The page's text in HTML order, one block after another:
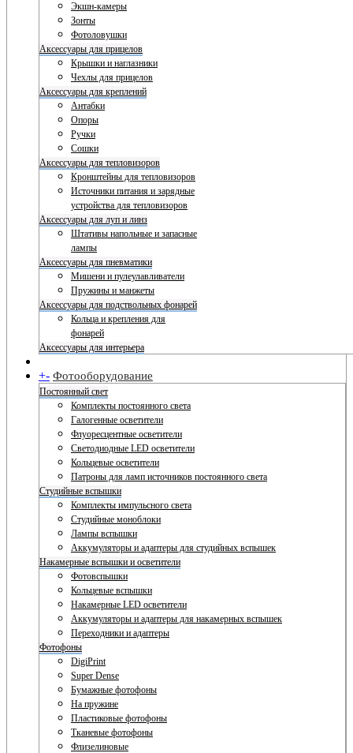
Экшн-камеры
Зонты
Фотоловушки
Аксессуары для прицелов
Крышки и наглазники
Чехлы для прицелов
Аксессуары для креплений
Антабки
Опоры
Ручки
Сошки
Аксессуары для тепловизоров
Кронштейны для тепловизоров
Источники питания и зарядные
устройства для тепловизоров
Аксессуары для луп и линз
Штативы напольные и запасные
лампы
Аксессуары для пневматики
Мишени и пулеулавливатели
Пружины и манжеты
Аксессуары для подствольных фонарей
Кольца и крепления для
фонарей
Аксессуары для интерьера
+- Фотооборудование
Постоянный свет
Комплекты постоянного света
Галогенные осветители
Флуоресцентные осветители
Светодиодные LED осветители
Кольцевые осветители
Патроны для ламп источников постоянного света
Студийные вспышки
Комплекты импульсного света
Студийные моноблоки
Лампы вспышки
Аккумуляторы и адаптеры для студийных вспышек
Накамерные вспышки и осветители
Фотовспышки
Кольцевые вспышки
Накамерные LED осветители
Аккумуляторы и адаптеры для накамерных вспышек
Переходники и адаптеры
Фотофоны
DigiPrint
Super Dense
Бумажные фотофоны
На пружине
Пластиковые фотофоны
Тканевые фотофоны
Флизелиновые